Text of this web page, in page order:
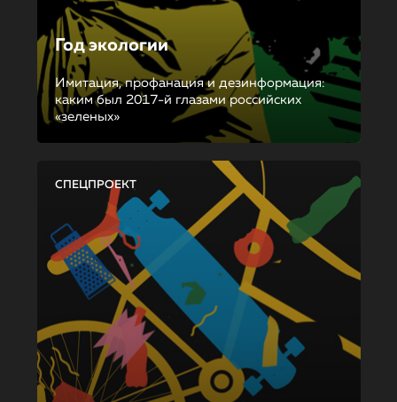
Год экологии
Имитация, профанация и дезинформация:
каким был 2017-й глазами российских
«зеленых»
СПЕЦПРОЕКТ